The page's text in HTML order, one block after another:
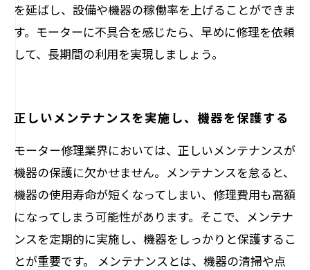
を延ばし、設備や機器の稼働率を上げることができま
す。モーターに不具合を感じたら、早めに修理を依頼
して、長期間の利用を実現しましょう。
正しいメンテナンスを実施し、機器を保護する
モーター修理業界においては、正しいメンテナンスが
機器の保護に欠かせません。メンテナンスを怠ると、
機器の使用寿命が短くなってしまい、修理費用も高額
になってしまう可能性があります。そこで、メンテナ
ンスを定期的に実施し、機器をしっかりと保護するこ
とが重要です。 メンテナンスとは、機器の清掃や点